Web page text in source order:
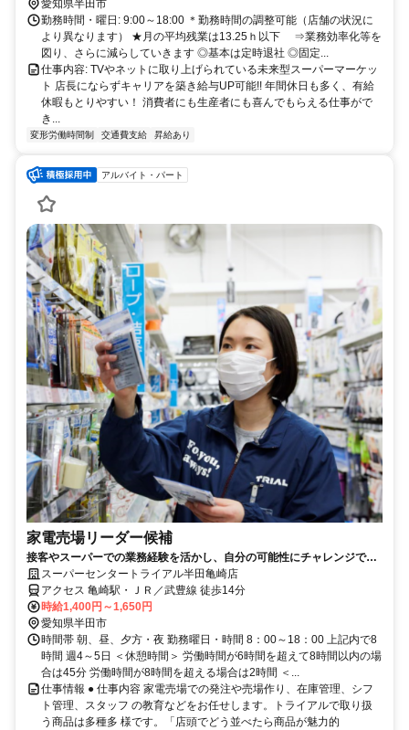
ます。 ※エリア内勤務または全国勤務いずれか希望を選択できま
す。
愛知県半田市
勤務時間・曜日: 9:00～18:00 ＊勤務時間の調整可能（店舗の状況に
より異なります） ★月の平均残業は13.25ｈ以下 ⇒業務効率化等を
図り、さらに減らしていきます ◎基本は定時退社 ◎固定...
仕事内容: TVやネットに取り上げられている未来型スーパーマーケッ
ト 店長にならずキャリアを築き給与UP可能!! 年間休日も多く、有給
休暇もとりやすい！ 消費者にも生産者にも喜んでもらえる仕事がで
き...
変形労働時間制 交通費支給 昇給あり
アルバイト・パート
家電売場リーダー候補
接客やスーパーでの業務経験を活かし、自分の可能性にチャレンジでき
ます。昇進、昇給制度あり！
スーパーセンタートライアル半田亀崎店
アクセス 亀崎駅・ＪＲ／武豊線 徒歩14分
時給1,400円～1,650円
愛知県半田市
時間帯 朝、昼、夕方・夜 勤務曜日・時間 8：00～18：00 上記内で8
時間 週4～5日 ＜休憩時間＞ 労働時間が6時間を超えて8時間以内の場
合は45分 労働時間が8時間を超える場合は2時間 ＜...
仕事情報 ● 仕事内容 家電売場での発注や売場作り、在庫管理、シフ
ト管理、スタッフ の教育などをお任せします。トライアルで取り扱
う商品は多種多 様です。「店頭でどう並べたら商品が魅力的